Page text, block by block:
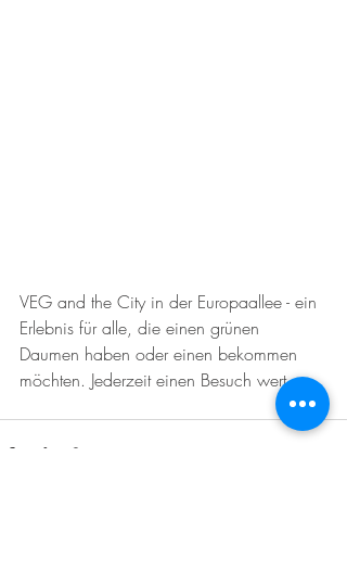
VEG and the City in der Europaallee - ein
Erlebnis für alle, die einen grünen
Daumen haben oder einen bekommen
möchten. Jederzeit einen Besuch wert.